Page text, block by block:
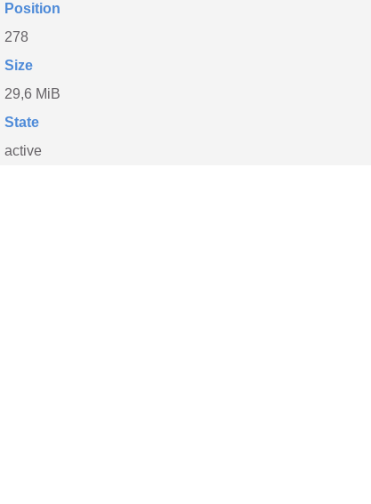
Position
278
Size
29,6 MiB
State
active